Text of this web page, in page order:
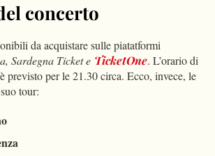
concerto
da acquistare sulle piatatformi
Sardegna Ticket e TicketOne. L’orario di
previsto per le 21.30 circa. Ecco, invece, le
tour: